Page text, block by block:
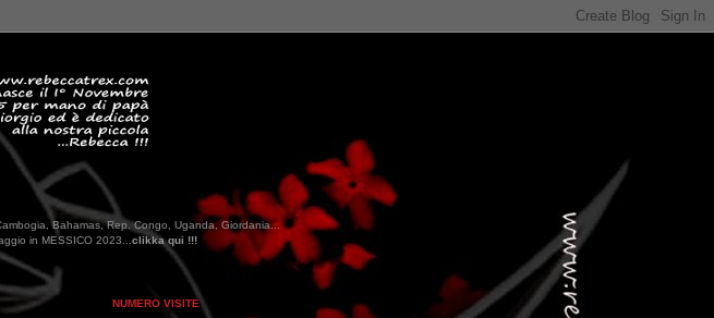
Bahamas, Rep. Congo, Uganda, Giordania...
qui !!!
NUMERO VISITE